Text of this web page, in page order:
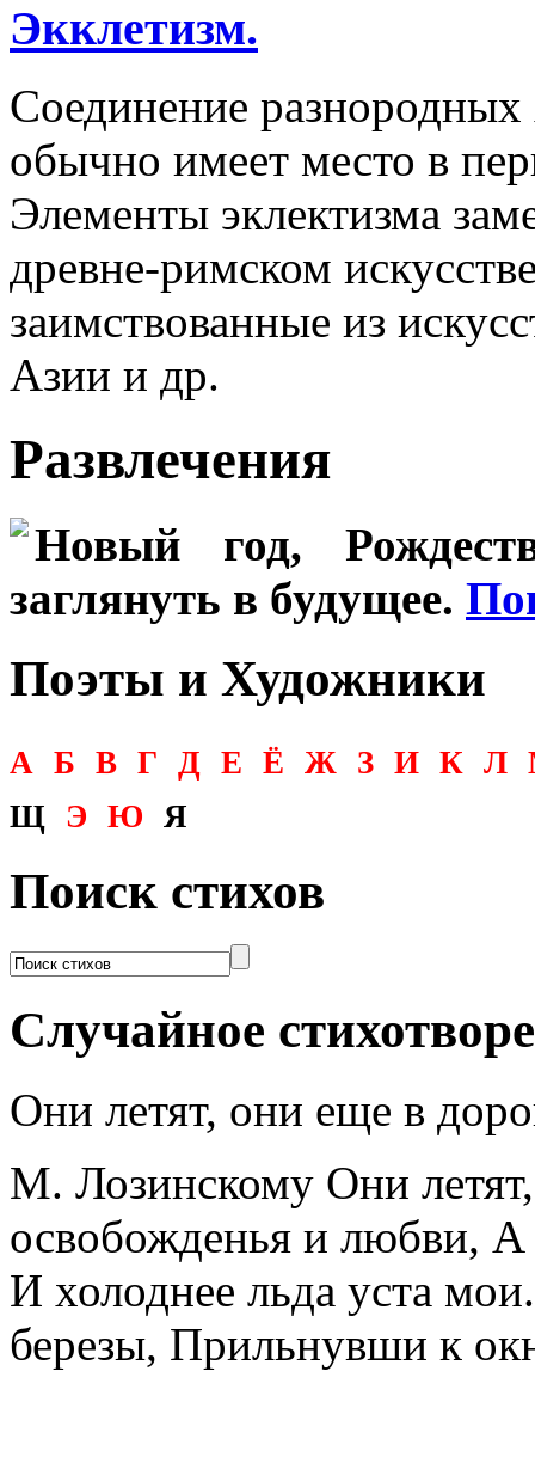
Экклетизм.
Соединение
обычно имеет место в
Элементы эклектизма
древне-римском
заимствованные из
Азии и др.
Развлечения
Новый год,
заглянуть в будущее.
Поэты и Художники
А Б В Г Д Е Ё Ж З И К Л
Щ Э Ю Я
Поиск стихов
Случайное
Они летят, они еще в
М. Лозинскому Они
освобожденья и любви, А
И холоднее льда уста
березы, Прильнувши к